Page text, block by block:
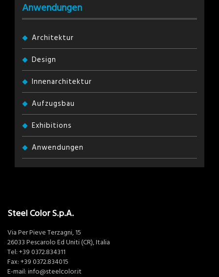
Anwendungen
Architektur
Design
Innenarchitektur
Aufzugsbau
Exhibitions
Anwendungen
Steel Color S.p.A.
Via Per Pieve Terzagni, 15
26033 Pescarolo Ed Uniti (CR), Italia
Tel: +39 0372.834311
Fax: +39 0372.834015
E-mail: info@steelcolor.it